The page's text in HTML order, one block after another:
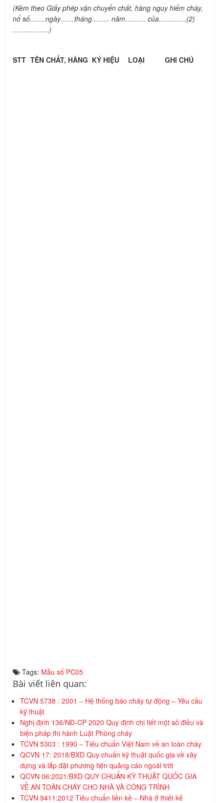
(Kèm theo Giấy phép vận chuyển chất, hàng nguy hiểm cháy,
nổ số…….ngày……tháng…….. năm……… của…………(2)
…………….)
STT TÊN CHẤT, HÀNG KÝ HIỆU LOẠI GHI CHÚ
Tags: Mẫu số PC05
Bài viết liên quan:
TCVN 5738 : 2001 – Hệ thống báo cháy tự động – Yêu cầu
kỹ thuật
Nghị định 136/NĐ-CP 2020 Quy định chi tiết một số điều và
biện pháp thi hành Luật Phòng cháy
TCVN 5303 : 1990 – Tiêu chuẩn Việt Nam về an toàn cháy
QCVN 17: 2018/BXD Quy chuẩn kỹ thuật quốc gia về xây
dựng và lắp đặt phương tiện quảng cáo ngoài trời
QCVN 06:2021/BXD QUY CHUẨN KỸ THUẬT QUỐC GIA
VỀ AN TOÀN CHÁY CHO NHÀ VÀ CÔNG TRÌNH
TCVN 9411:2012 Tiêu chuẩn liền kề – Nhà ở thiết kế